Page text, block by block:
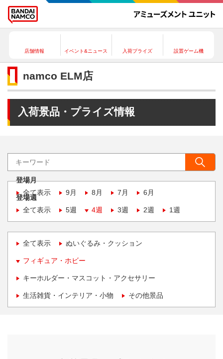
店舗情報 イベント&ニュース 入荷プライズ 設置ゲーム機
namco ELM店
入荷景品・プライズ情報
登場月
全て表示
9月 8月 7月 6月
登場週
全て表示
5週 4週 3週 2週 1週
全て表示 ぬいぐるみ・クッション
フィギュア・ホビー
キーホルダー・マスコット・アクセサリー
生活雑貨・インテリア・小物 その他景品